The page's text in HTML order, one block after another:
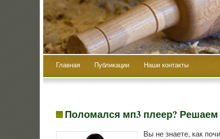
Главная Публикации Наши контакты
Поломался мп3 плеер? Решаем
Вы не знаете, как